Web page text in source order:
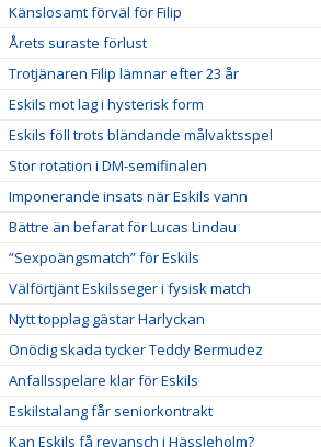
Känslosamt förväl för Filip
Årets suraste förlust
Trotjänaren Filip lämnar efter 23 år
Eskils mot lag i hysterisk form
Eskils föll trots bländande målvaktsspel
Stor rotation i DM-semifinalen
Imponerande insats när Eskils vann
Bättre än befarat för Lucas Lindau
”Sexpoängsmatch” för Eskils
Välförtjänt Eskilsseger i fysisk match
Nytt topplag gästar Harlyckan
Onödig skada tycker Teddy Bermudez
Anfallsspelare klar för Eskils
Eskilstalang får seniorkontrakt
Kan Eskils få revansch i Hässleholm?